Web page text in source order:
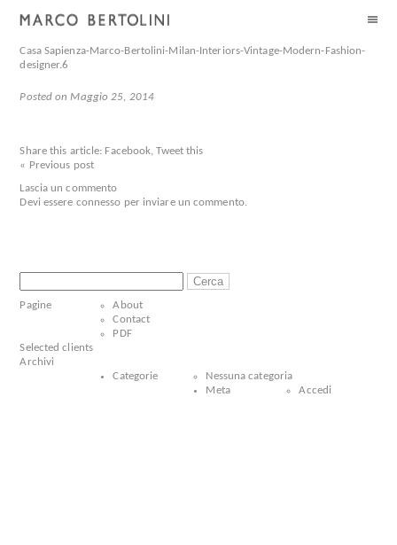
Casa Sapienza-Marco-Bertolini-Milan-Interiors-Vintage-Modern-Fashion-
designer.6
Posted on Maggio 25, 2014
Share this article: Facebook,Tweet this
« Previous post
Lascia un commento
Devi essere connesso per inviare un commento.
per:
Pagine
About
Contact
PDF
Selected clients
Archivi
Categorie
Nessuna categoria
Meta
Accedi